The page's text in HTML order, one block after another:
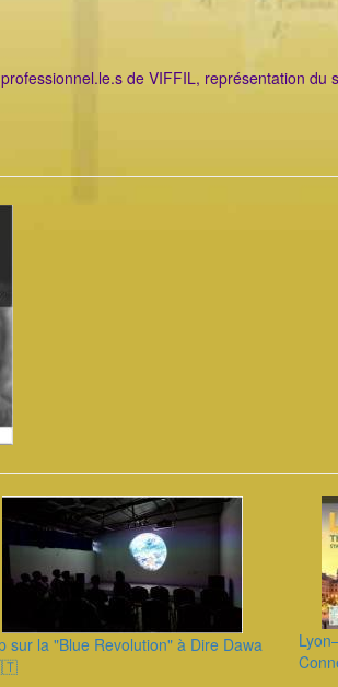
de VIFFIL, représentation du
sur la "Blue Revolution" à Dire Dawa